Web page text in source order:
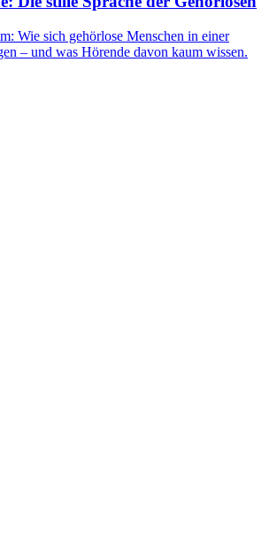
Wie sich gehörlose Menschen in einer
– und was Hörende davon kaum wissen.